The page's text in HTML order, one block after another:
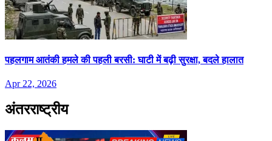
पहलगाम आतंकी हमले की पहली बरसी: घाटी में बढ़ी सुरक्षा, बदले हालात
Apr 22, 2026
अंतरराष्ट्रीय